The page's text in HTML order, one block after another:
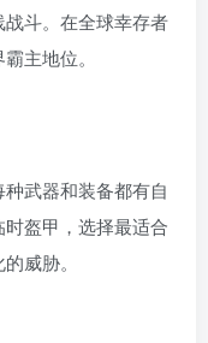
斗。在全球幸存者
主地位。
武器和装备都有自
盔甲，选择最适合
威胁。